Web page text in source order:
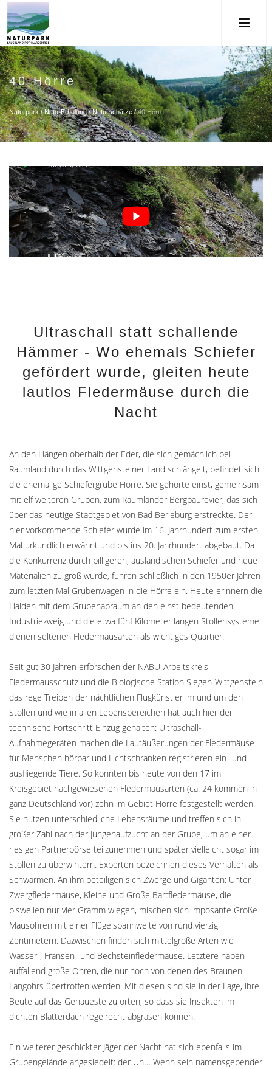
40 Hörre
Naturpark/NaturErholung/Naturschätze/40 Hörre
Ultraschall statt schallende
Hämmer - Wo ehemals Schiefer
gefördert wurde, gleiten heute
lautlos Fledermäuse durch die
Nacht
An den Hängen oberhalb der Eder, die sich gemächlich bei
Raumland durch das Wittgensteiner Land schlängelt, befindet sich
die ehemalige Schiefergrube Hörre. Sie gehörte einst, gemeinsam
mit elf weiteren Gruben, zum Raumländer Bergbaurevier, das sich
über das heutige Stadtgebiet von Bad Berleburg erstreckte. Der
hier vorkommende Schiefer wurde im 16. Jahrhundert zum ersten
Mal urkundlich erwähnt und bis ins 20. Jahrhundert abgebaut. Da
die Konkurrenz durch billigeren, ausländischen Schiefer und neue
Materialien zu groß wurde, fuhren schließlich in den 1950er Jahren
zum letzten Mal Grubenwagen in die Hörre ein. Heute erinnern die
Halden mit dem Grubenabraum an den einst bedeutenden
Industriezweig und die etwa fünf Kilometer langen Stollensysteme
dienen seltenen Fledermausarten als wichtiges Quartier.
Seit gut 30 Jahren erforschen der NABU-Arbeitskreis
Fledermausschutz und die Biologische Station Siegen-Wittgenstein
das rege Treiben der nächtlichen Flugkünstler im und um den
Stollen und wie in allen Lebensbereichen hat auch hier der
technische Fortschritt Einzug gehalten: Ultraschall-
Aufnahmegeräten machen die Lautäußerungen der Fledermäuse
für Menschen hörbar und Lichtschranken registrieren ein- und
ausfliegende Tiere. So konnten bis heute von den 17 im
Kreisgebiet nachgewiesenen Fledermausarten (ca. 24 kommen in
ganz Deutschland vor) zehn im Gebiet Hörre festgestellt werden.
Sie nutzen unterschiedliche Lebensräume und treffen sich in
großer Zahl nach der Jungenaufzucht an der Grube, um an einer
riesigen Partnerbörse teilzunehmen und später vielleicht sogar im
Stollen zu überwintern. Experten bezeichnen dieses Verhalten als
Schwärmen. An ihm beteiligen sich Zwerge und Giganten: Unter
Zwergfledermäuse, Kleine und Große Bartfledermäuse, die
bisweilen nur vier Gramm wiegen, mischen sich imposante Große
Mausohren mit einer Flügelspannweite von rund vierzig
Zentimetern. Dazwischen finden sich mittelgroße Arten wie
Wasser-, Fransen- und Bechsteinfledermäuse. Letztere haben
auffallend große Ohren, die nur noch von denen des Braunen
Langohrs übertroffen werden. Mit diesen sind sie in der Lage, ihre
Beute auf das Genaueste zu orten, so dass sie Insekten im
dichten Blätterdach regelrecht abgrasen können.
Ein weiterer geschickter Jäger der Nacht hat sich ebenfalls im
Grubengelände angesiedelt: der Uhu. Wenn sein namensgebender